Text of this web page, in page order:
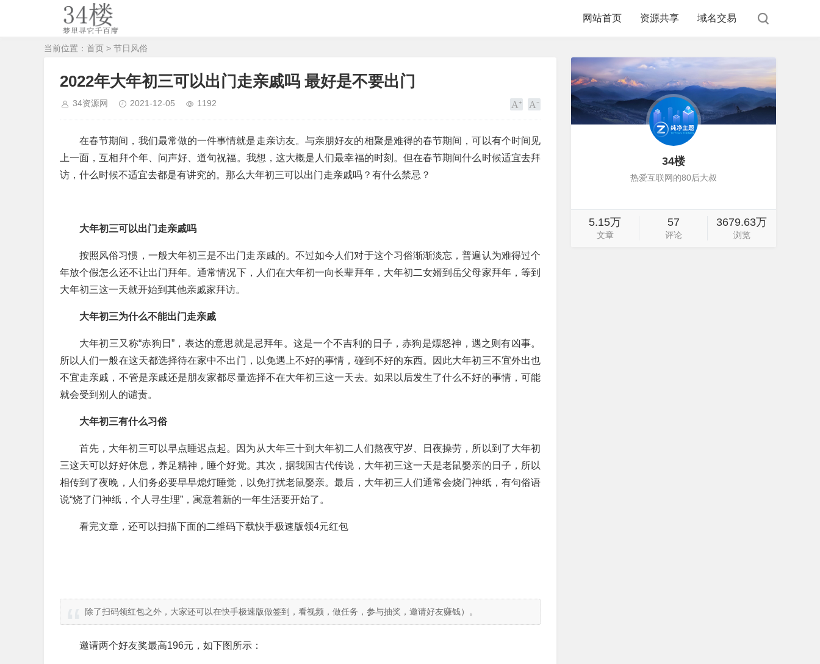
网站首页 资源共享 域名交易
当前位置： 首页 > 节日风俗
2022年大年初三可以出门走亲戚吗 最好是不要出门
34资源网 2021-12-05 1192
在春节期间，我们最常做的一件事情就是走亲访友。与亲朋好友的相聚是难得的春节期间，可以有个时间见
上一面，互相拜个年、问声好、道句祝福。我想，这大概是人们最幸福的时刻。但在春节期间什么时候适宜去拜
访，什么时候不适宜去都是有讲究的。那么大年初三可以出门走亲戚吗？有什么禁忌？
大年初三可以出门走亲戚吗
按照风俗习惯，一般大年初三是不出门走亲戚的。不过如今人们对于这个习俗渐渐淡忘，普遍认为难得过个
年放个假怎么还不让出门拜年。通常情况下，人们在大年初一向长辈拜年，大年初二女婿到岳父母家拜年，等到
大年初三这一天就开始到其他亲戚家拜访。
大年初三为什么不能出门走亲戚
大年初三又称“赤狗日”，表达的意思就是忌拜年。这是一个不吉利的日子，赤狗是熛怒神，遇之则有凶事。
所以人们一般在这天都选择待在家中不出门，以免遇上不好的事情，碰到不好的东西。因此大年初三不宜外出也
不宜走亲戚，不管是亲戚还是朋友家都尽量选择不在大年初三这一天去。如果以后发生了什么不好的事情，可能
就会受到别人的谴责。
大年初三有什么习俗
首先，大年初三可以早点睡迟点起。因为从大年三十到大年初二人们熬夜守岁、日夜操劳，所以到了大年初
三这天可以好好休息，养足精神，睡个好觉。其次，据我国古代传说，大年初三这一天是老鼠娶亲的日子，所以
相传到了夜晚，人们务必要早早熄灯睡觉，以免打扰老鼠娶亲。最后，大年初三人们通常会烧门神纸，有句俗语
说“烧了门神纸，个人寻生理”，寓意着新的一年生活要开始了。
看完文章，还可以扫描下面的二维码下载快手极速版领4元红包
除了扫码领红包之外，大家还可以在快手极速版做签到，看视频，做任务，参与抽奖，邀请好友赚钱）。
邀请两个好友奖最高196元，如下图所示：
34楼
热爱互联网的80后大叔
5.15万
文章
57
评论
3679.63万
浏览